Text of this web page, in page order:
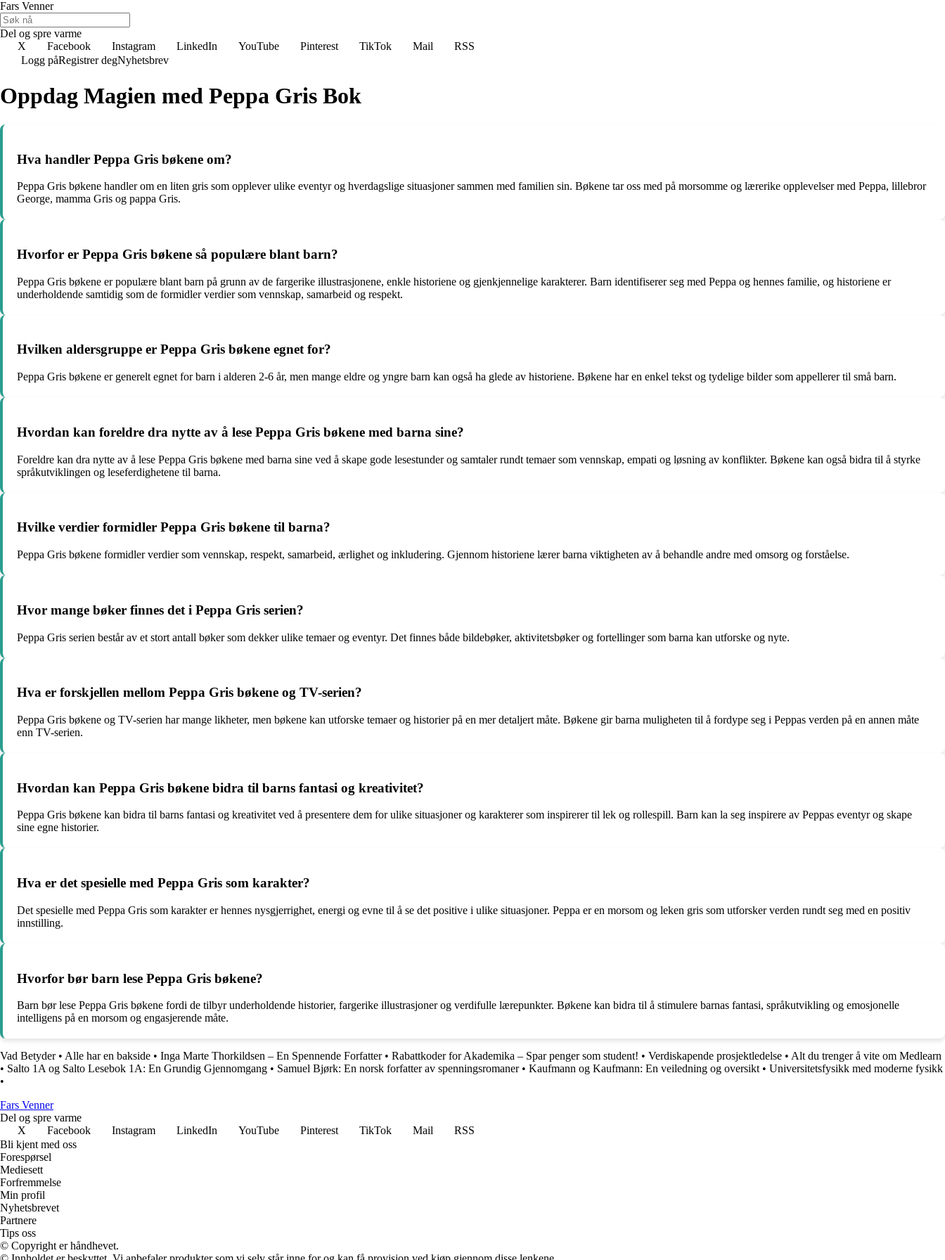
Fars Venner
Del og spre varme
X
Facebook Instagram LinkedIn YouTube Pinterest TikTok Mail
RSS
Logg påRegistrer degNyhetsbrev
Oppdag Magien med Peppa Gris Bok
Hva handler Peppa Gris bøkene om?
Peppa Gris bøkene handler om en liten gris som opplever ulike eventyr og hverdagslige situasjoner sammen med familien sin. Bøkene tar oss med på morsomme og lærerike opplevelser med Peppa, lillebror
George, mamma Gris og pappa Gris.
Hvorfor er Peppa Gris bøkene så populære blant barn?
Peppa Gris bøkene er populære blant barn på grunn av de fargerike illustrasjonene, enkle historiene og gjenkjennelige karakterer. Barn identifiserer seg med Peppa og hennes familie, og historiene er
underholdende samtidig som de formidler verdier som vennskap, samarbeid og respekt.
Hvilken aldersgruppe er Peppa Gris bøkene egnet for?
Peppa Gris bøkene er generelt egnet for barn i alderen 2-6 år, men mange eldre og yngre barn kan også ha glede av historiene. Bøkene har en enkel tekst og tydelige bilder som appellerer til små barn.
Hvordan kan foreldre dra nytte av å lese Peppa Gris bøkene med barna sine?
Foreldre kan dra nytte av å lese Peppa Gris bøkene med barna sine ved å skape gode lesestunder og samtaler rundt temaer som vennskap, empati og løsning av konflikter. Bøkene kan også bidra til å styrke
språkutviklingen og leseferdighetene til barna.
Hvilke verdier formidler Peppa Gris bøkene til barna?
Peppa Gris bøkene formidler verdier som vennskap, respekt, samarbeid, ærlighet og inkludering. Gjennom historiene lærer barna viktigheten av å behandle andre med omsorg og forståelse.
Hvor mange bøker finnes det i Peppa Gris serien?
Peppa Gris serien består av et stort antall bøker som dekker ulike temaer og eventyr. Det finnes både bildebøker, aktivitetsbøker og fortellinger som barna kan utforske og nyte.
Hva er forskjellen mellom Peppa Gris bøkene og TV-serien?
Peppa Gris bøkene og TV-serien har mange likheter, men bøkene kan utforske temaer og historier på en mer detaljert måte. Bøkene gir barna muligheten til å fordype seg i Peppas verden på en annen måte
enn TV-serien.
Hvordan kan Peppa Gris bøkene bidra til barns fantasi og kreativitet?
Peppa Gris bøkene kan bidra til barns fantasi og kreativitet ved å presentere dem for ulike situasjoner og karakterer som inspirerer til lek og rollespill. Barn kan la seg inspirere av Peppas eventyr og skape
sine egne historier.
Hva er det spesielle med Peppa Gris som karakter?
Det spesielle med Peppa Gris som karakter er hennes nysgjerrighet, energi og evne til å se det positive i ulike situasjoner. Peppa er en morsom og leken gris som utforsker verden rundt seg med en positiv
innstilling.
Hvorfor bør barn lese Peppa Gris bøkene?
Barn bør lese Peppa Gris bøkene fordi de tilbyr underholdende historier, fargerike illustrasjoner og verdifulle lærepunkter. Bøkene kan bidra til å stimulere barnas fantasi, språkutvikling og emosjonelle
intelligens på en morsom og engasjerende måte.
Vad Betyder• Alle har en bakside • Inga Marte Thorkildsen – En Spennende Forfatter• Rabattkoder for Akademika – Spar penger som student! • Verdiskapende prosjektledelse • Alt du trenger å vite om Medlearn
• Salto 1A og Salto Lesebok 1A: En Grundig Gjennomgang • Samuel Bjørk: En norsk forfatter av spenningsromaner• Kaufmann og Kaufmann: En veiledning og oversikt • Universitetsfysikk med moderne fysikk
•
Fars Venner
Del og spre varme
X
Facebook Instagram LinkedIn YouTube Pinterest TikTok Mail
RSS
Bli kjent med oss
Forespørsel
Mediesett
Forfremmelse
Min profil
Nyhetsbrevet
Partnere
Tips oss
© Copyright er håndhevet.